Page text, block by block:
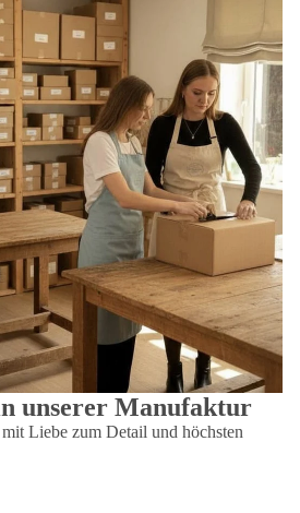
unserer Manufaktur
Liebe zum Detail und höchsten